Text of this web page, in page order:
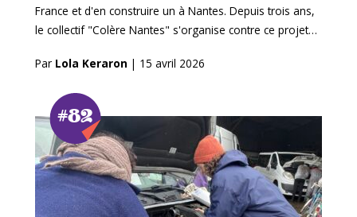
France et d'en construire un à Nantes. Depuis trois ans,
le collectif "Colère Nantes" s'organise contre ce projet…
Par Lola Keraron | 15 avril 2026
#82